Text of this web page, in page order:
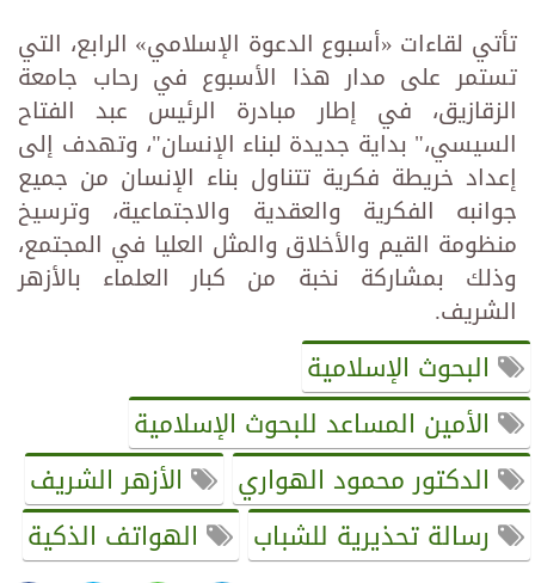
تأتي لقاءات «أسبوع الدعوة الإسلامي» الرابع، التي
تستمر على مدار هذا الأسبوع في رحاب جامعة
الزقازيق، في إطار مبادرة الرئيس عبد الفتاح
السيسي،" بداية جديدة لبناء الإنسان"، وتهدف إلى
إعداد خريطة فكرية تتناول بناء الإنسان من جميع
جوانبه الفكرية والعقدية والاجتماعية، وترسيخ
منظومة القيم والأخلاق والمثل العليا في المجتمع،
وذلك بمشاركة نخبة من كبار العلماء بالأزهر
الشريف.
البحوث الإسلامية
الأمين المساعد للبحوث الإسلامية
الدكتور محمود الهواري
الأزهر الشريف
رسالة تحذيرية للشباب
الهواتف الذكية